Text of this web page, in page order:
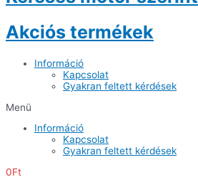
Akciós termékek
Információ
Kapcsolat
Gyakran feltett kérdések
Menü
Információ
Kapcsolat
Gyakran feltett kérdések
0Ft